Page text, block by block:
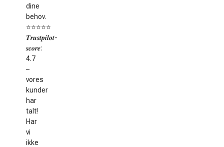
dine
behov.
⭐️⭐️⭐️⭐️⭐️
𝑻𝒓𝒖𝒔𝒕𝒑𝒊𝒍𝒐𝒕-
𝒔𝒄𝒐𝒓𝒆:
4.7
–
vores
kunder
har
talt!
Har
vi
ikke